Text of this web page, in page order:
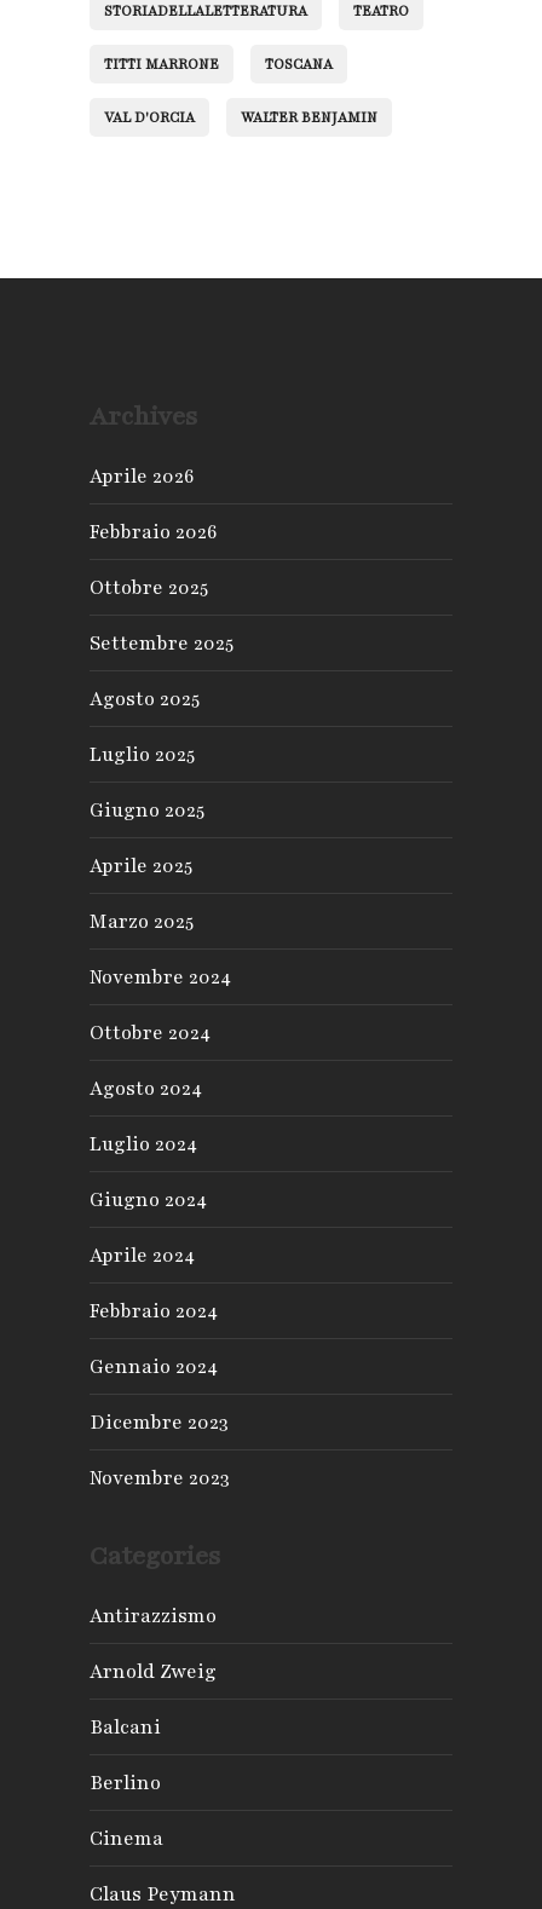
STORIADELLALETTERATURA TEATRO
TITTI MARRONE TOSCANA
VAL D'ORCIA WALTER BENJAMIN
Archives
Aprile 2026
Febbraio 2026
Ottobre 2025
Settembre 2025
Agosto 2025
Luglio 2025
Giugno 2025
Aprile 2025
Marzo 2025
Novembre 2024
Ottobre 2024
Agosto 2024
Luglio 2024
Giugno 2024
Aprile 2024
Febbraio 2024
Gennaio 2024
Dicembre 2023
Novembre 2023
Categories
Antirazzismo
Arnold Zweig
Balcani
Berlino
Cinema
Claus Peymann